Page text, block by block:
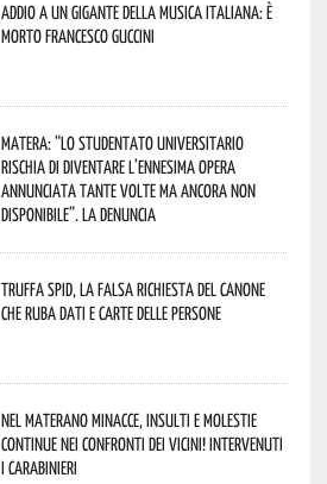
Addio a un gigante della musica italiana: è
morto Francesco Guccini
Matera: “Lo studentato universitario
rischia di diventare l’ennesima opera
annunciata tante volte ma ancora non
disponibile”. La denuncia
Truffa Spid, la falsa richiesta del canone
che ruba dati e carte delle persone
Nel materano minacce, insulti e molestie
continue nei confronti dei vicini! Intervenuti
i Carabinieri